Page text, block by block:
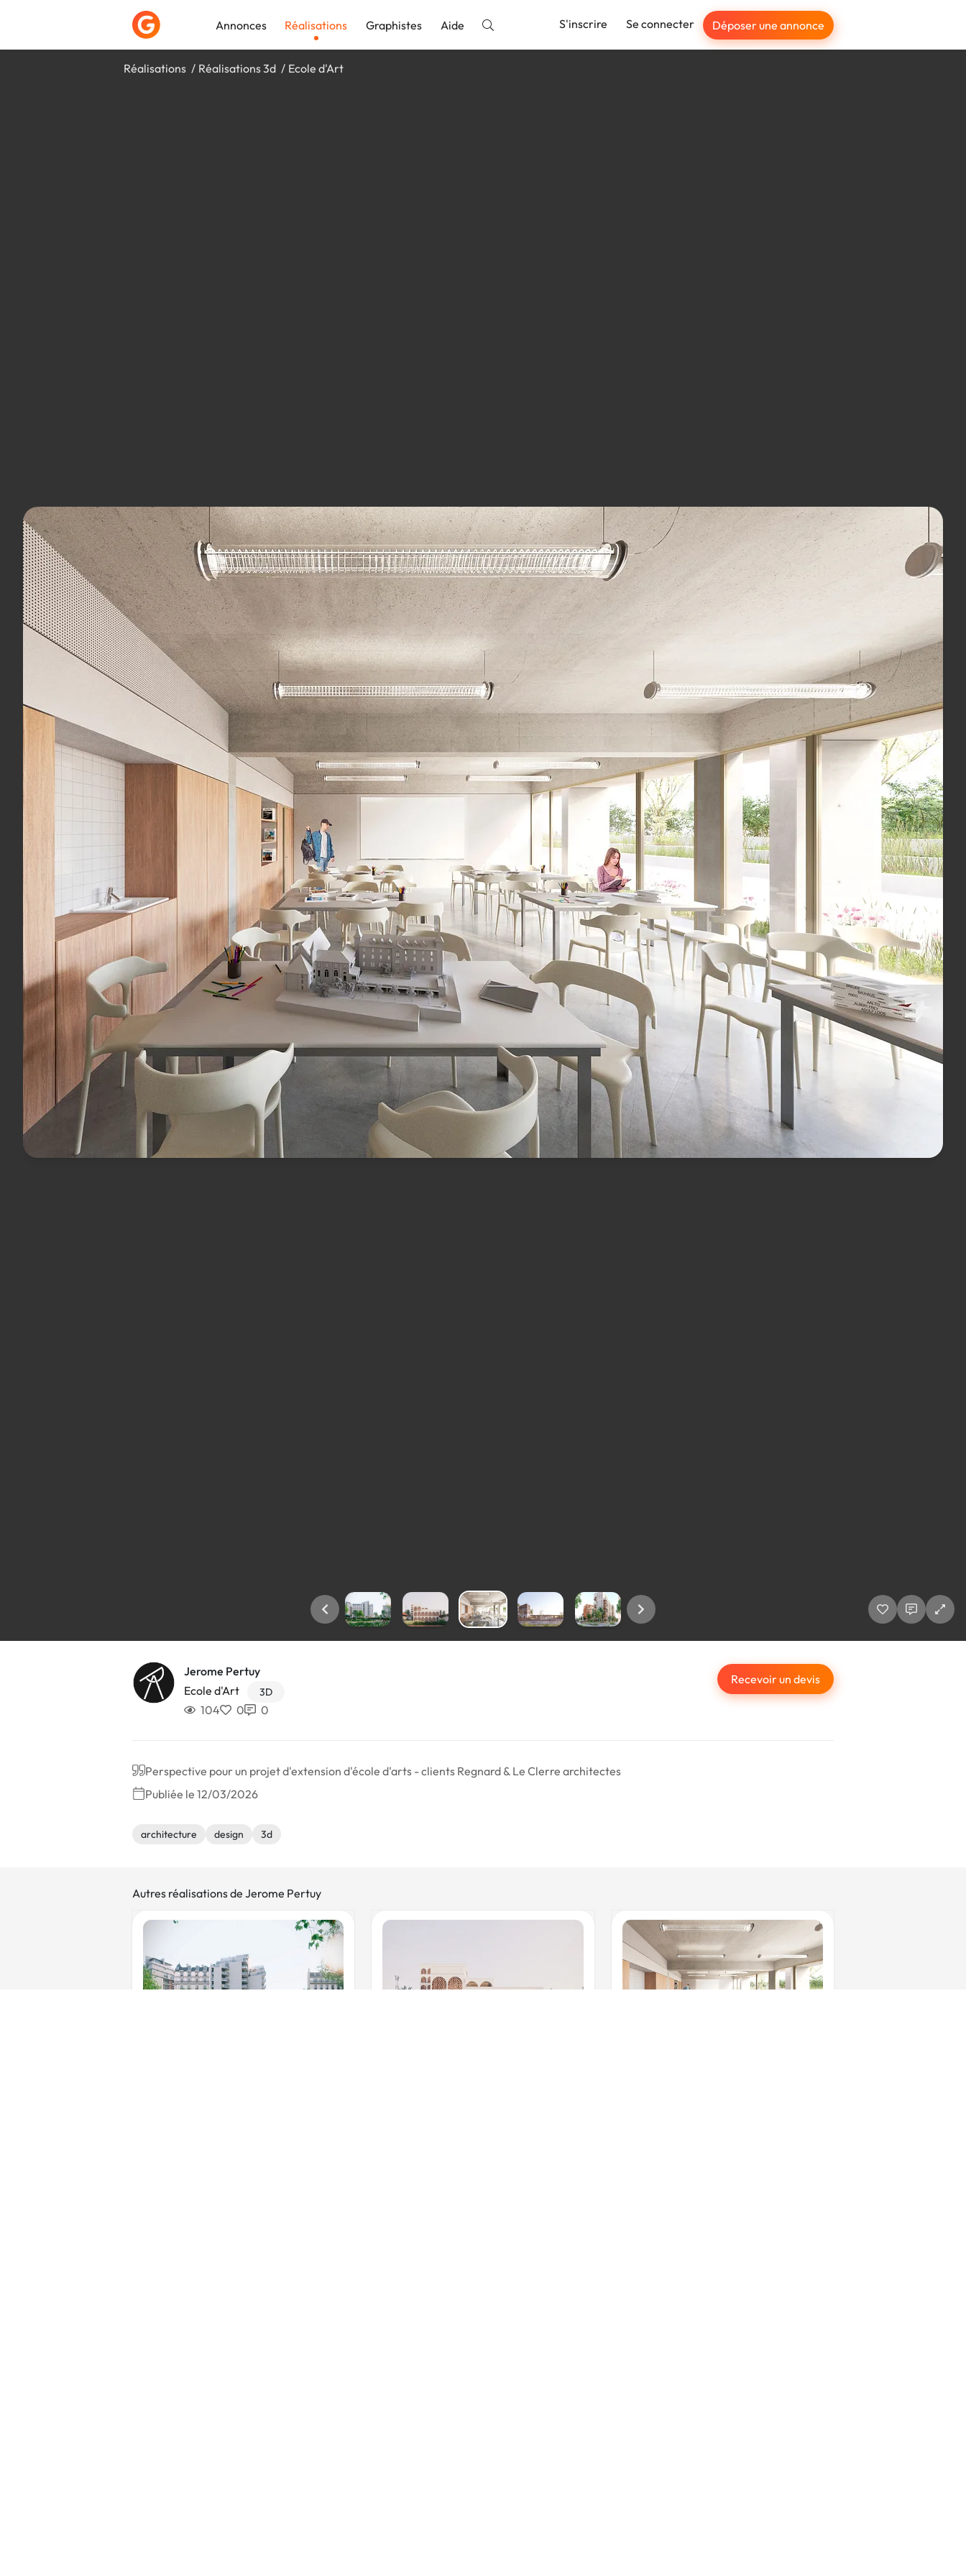
Annonces Réalisations Graphistes Aide S'inscrire Se connecter Déposer une annonce
Réalisations Réalisations 3d Ecole d'Art
Jerome Pertuy
Ecole d'Art
3D
104 0 0
Recevoir un devis
Perspective pour un projet d'extension d'école d'arts - clients Regnard & Le Clerre architectes
Publiée le 12/03/2026
architecture design 3d
Autres réalisations de Jerome Pertuy